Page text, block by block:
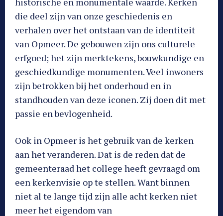
die deel zijn van onze geschiedenis en
verhalen over het ontstaan van de identiteit
van Opmeer. De gebouwen zijn ons culturele
erfgoed; het zijn merktekens, bouwkundige en
geschiedkundige monumenten. Veel inwoners
zijn betrokken bij het onderhoud en in
standhouden van deze iconen. Zij doen dit met
passie en bevlogenheid.
Ook in Opmeer is het gebruik van de kerken
aan het veranderen. Dat is de reden dat de
gemeenteraad het college heeft gevraagd om
een kerkenvisie op te stellen. Want binnen
niet al te lange tijd zijn alle acht kerken niet
meer het eigendom van